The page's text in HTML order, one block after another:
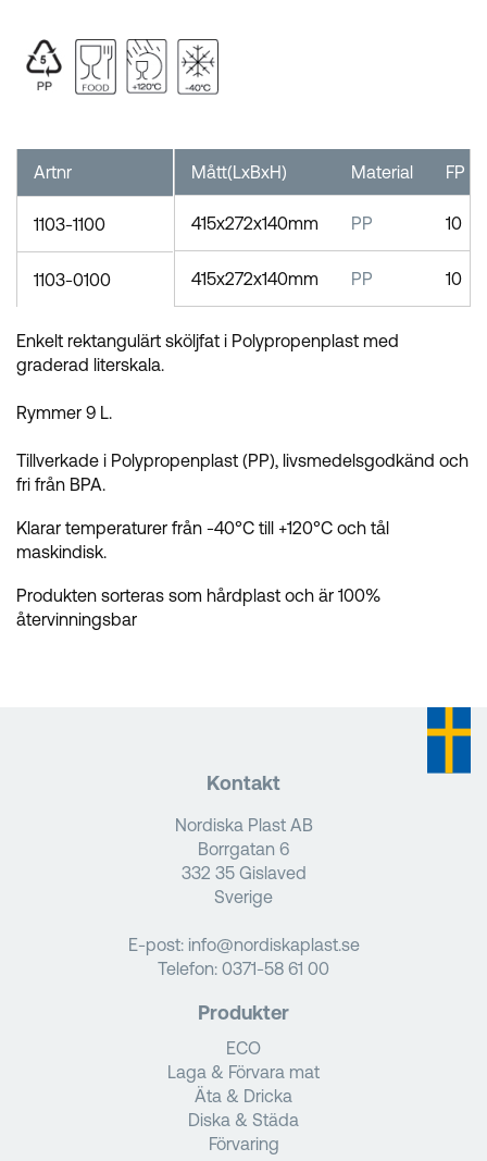
Mått(LxBxH) Material FP
415x272x140mm PP 10
415x272x140mm PP 10
Artnr
1103-1100
1103-0100
Enkelt rektangulärt sköljfat i Polypropenplast med
graderad literskala.
Rymmer 9 L.
Tillverkade i Polypropenplast (PP), livsmedelsgodkänd och
fri från BPA.
Klarar temperaturer från -40°C till +120°C och tål
maskindisk.
Produkten sorteras som hårdplast och är 100%
återvinningsbar
Kontakt
Nordiska Plast AB
Borrgatan 6
332 35 Gislaved
Sverige
E-post: info@nordiskaplast.se
Telefon: 0371-58 61 00
Produkter
ECO
Laga & Förvara mat
Äta & Dricka
Diska & Städa
Förvaring